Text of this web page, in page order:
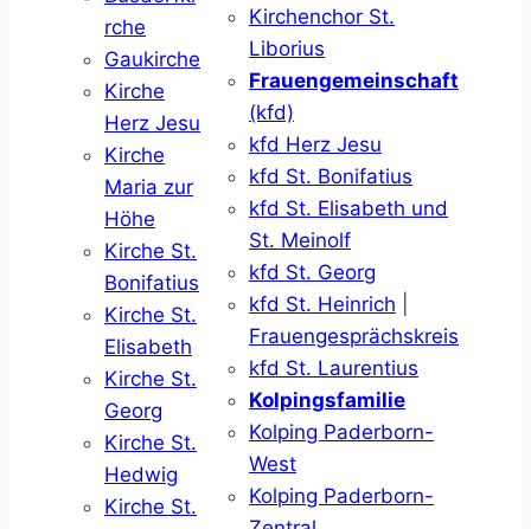
rche
Gaukirche
Kirche
Herz Jesu
Kirche
Maria zur
Höhe
Kirche St.
Bonifatius
Kirche St.
Elisabeth
Kirche St.
Georg
Kirche St.
Hedwig
Kirche St.
Kirchenchor St.
Liborius
Frauengemeinschaft
(kfd)
kfd Herz Jesu
kfd St. Bonifatius
kfd St. Elisabeth und
St. Meinolf
kfd St. Georg
kfd St. Heinrich
Frauengesprächskreis
kfd St. Laurentius
Kolpingsfamilie
Kolping Paderborn-
West
Kolping Paderborn-